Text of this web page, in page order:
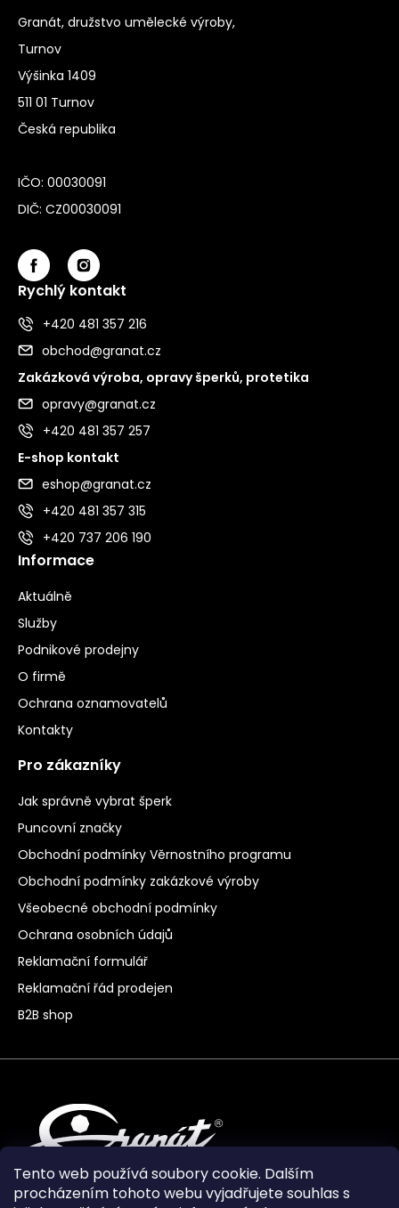
Tento web používá soubory cookie. Dalším
procházením tohoto webu vyjadřujete souhlas s
Granát, družstvo umělecké výroby,
Turnov
Výšinka 1409
511 01 Turnov
Česká republika
IČO: 00030091
DIČ: CZ00030091
Rychlý kontakt
+420 481 357 216
obchod@granat.cz
Zakázková výroba, opravy šperků, protetika
opravy@granat.cz
+420 481 357 257
E-shop kontakt
eshop@granat.cz
+420 481 357 315
+420 737 206 190
Informace
Aktuálně
Služby
Podnikové prodejny
O firmě
Ochrana oznamovatelů
Kontakty
Pro zákazníky
Jak správně vybrat šperk
Puncovní značky
Obchodní podmínky Věrnostního programu
Obchodní podmínky zakázkové výroby
Všeobecné obchodní podmínky
Ochrana osobních údajů
Reklamační formulář
Reklamační řád prodejen
B2B shop